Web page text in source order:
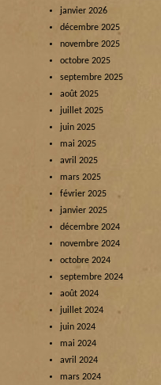
janvier 2026
décembre 2025
novembre 2025
octobre 2025
septembre 2025
août 2025
juillet 2025
juin 2025
mai 2025
avril 2025
mars 2025
février 2025
janvier 2025
décembre 2024
novembre 2024
octobre 2024
septembre 2024
août 2024
juillet 2024
juin 2024
mai 2024
avril 2024
mars 2024